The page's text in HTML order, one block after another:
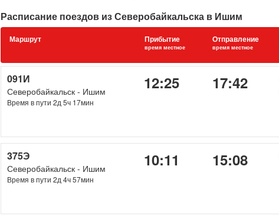
Расписание поездов из Северобайкальска в Ишим
Маршрут Прибытие
время местное
Отправление
время местное
091И
Северобайкальск - Ишим
Время в пути 2д 5ч 17мин
12:25 17:42
375Э
Северобайкальск - Ишим
Время в пути 2д 4ч 57мин
10:11 15:08